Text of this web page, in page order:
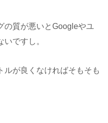
の質が悪いとGoogleやユ
ですし。
ルが良くなければそもそも